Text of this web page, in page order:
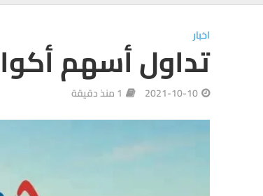
اخبار
تداول أسهم
2021-10-10 1 منذ دقيقة